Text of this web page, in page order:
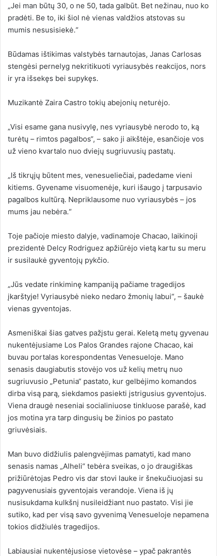
„Jei man būtų 30, o ne 50, tada galbūt. Bet nežinau, nuo ko
pradėti. Be to, iki šiol nė vienas valdžios atstovas su
mumis nesusisiekė.“
Būdamas ištikimas valstybės tarnautojas, Janas Carlosas
stengėsi pernelyg nekritikuoti vyriausybės reakcijos, nors
ir yra išsekęs bei supykęs.
Muzikantė Zaira Castro tokių abejonių neturėjo.
„Visi esame gana nusivylę, nes vyriausybė nerodo to, ką
turėtų – rimtos pagalbos“, – sako ji aikštėje, esančioje vos
už vieno kvartalo nuo dviejų sugriuvusių pastatų.
„Iš tikrųjų būtent mes, venesueliečiai, padedame vieni
kitiems. Gyvename visuomenėje, kuri išaugo į tarpusavio
pagalbos kultūrą. Nepriklausome nuo vyriausybės – jos
mums jau nebėra.“
Toje pačioje miesto dalyje, vadinamoje Chacao, laikinoji
prezidentė Delcy Rodriguez apžiūrėjo vietą kartu su meru
ir susilaukė gyventojų pykčio.
„Jūs vedate rinkiminę kampaniją pačiame tragedijos
įkarštyje! Vyriausybė nieko nedaro žmonių labui“, – šaukė
vienas gyventojas.
Asmeniškai šias gatves pažįstu gerai. Keletą metų gyvenau
nukentėjusiame Los Palos Grandes rajone Chacao, kai
buvau portalas korespondentas Venesueloje. Mano
senasis daugiabutis stovėjo vos už kelių metrų nuo
sugriuvusio „Petunia“ pastato, kur gelbėjimo komandos
dirba visą parą, siekdamos pasiekti įstrigusius gyventojus.
Viena draugė neseniai socialiniuose tinkluose parašė, kad
jos motina yra tarp dingusių be žinios po pastato
griuvėsiais.
Man buvo didžiulis palengvėjimas pamatyti, kad mano
senasis namas „Alheli“ tebėra sveikas, o jo draugiškas
prižiūrėtojas Pedro vis dar stovi lauke ir šnekučiuojasi su
pagyvenusiais gyventojais verandoje. Viena iš jų
nusisukdama kulkšnį nusileidžiant nuo pastato. Visi jie
sutiko, kad per visą savo gyvenimą Venesueloje nepamena
tokios didžiulės tragedijos.
Labiausiai nukentėjusiose vietovėse – ypač pakrantės